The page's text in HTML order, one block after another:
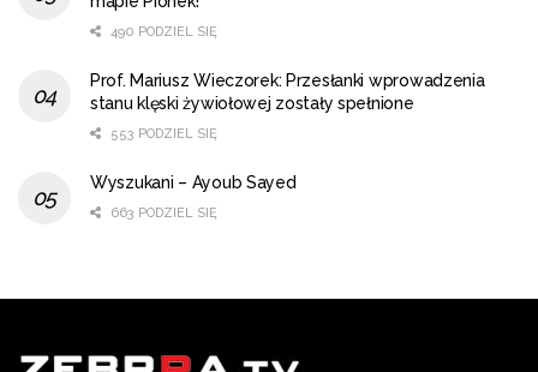
490 PODZIEL SIĘ
Prof. Mariusz Wieczorek: Przesłanki wprowadzenia
stanu klęski żywiołowej zostały spełnione
553 PODZIEL SIĘ
Wyszukani – Ayoub Sayed
663 PODZIEL SIĘ